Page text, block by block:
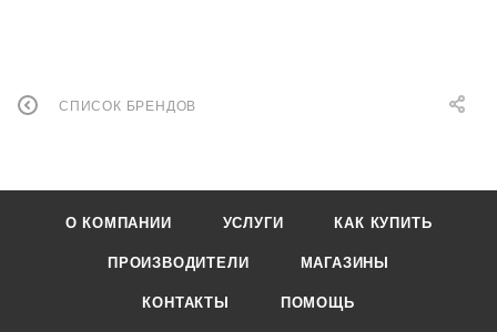
СПИСОК БРЕНДОВ
О КОМПАНИИ УСЛУГИ КАК КУПИТЬ
ПРОИЗВОДИТЕЛИ МАГАЗИНЫ
КОНТАКТЫ ПОМОЩЬ